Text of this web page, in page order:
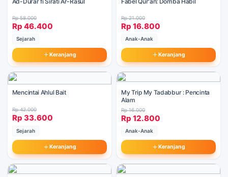
Rp 58.000
Rp 46.400
Sejarah
Keranjang
Rp 21.000
Rp 16.800
Anak-Anak
Keranjang
Mencintai Ahlul Bait
Rp 42.000
Rp 33.600
Sejarah
Keranjang
My Trip My Tadabbur : Pencinta
Alam
Rp 16.000
Rp 12.800
Anak-Anak
Keranjang